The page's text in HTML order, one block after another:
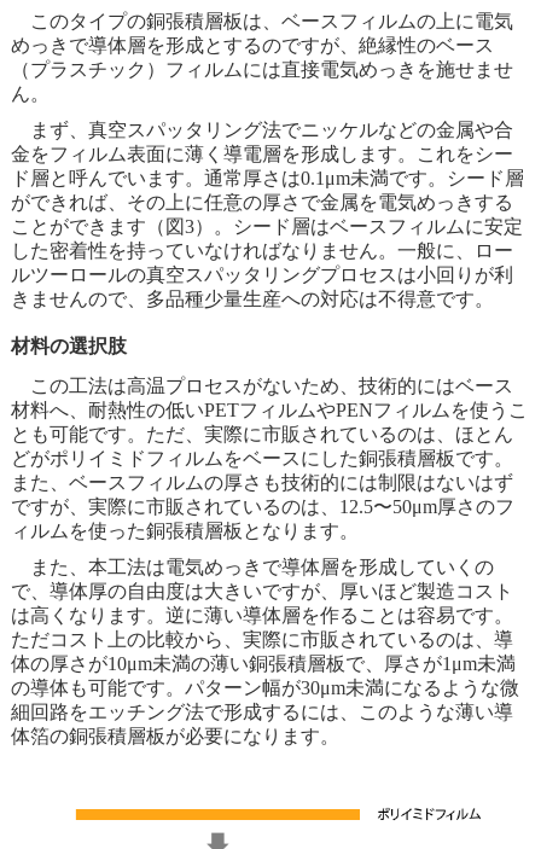
このタイプの銅張積層板は、ベースフィルムの上に電気
めっきで導体層を形成とするのですが、絶縁性のベース
（プラスチック）フィルムには直接電気めっきを施せませ
ん。
まず、真空スパッタリング法でニッケルなどの金属や合
金をフィルム表面に薄く導電層を形成します。これをシー
ド層と呼んでいます。通常厚さは0.1μm未満です。シード層
ができれば、その上に任意の厚さで金属を電気めっきする
ことができます（図3）。シード層はベースフィルムに安定
した密着性を持っていなければなりません。一般に、ロー
ルツーロールの真空スパッタリングプロセスは小回りが利
きませんので、多品種少量生産への対応は不得意です。
材料の選択肢
この工法は高温プロセスがないため、技術的にはベース
材料へ、耐熱性の低いPETフィルムやPENフィルムを使うこ
とも可能です。ただ、実際に市販されているのは、ほとん
どがポリイミドフィルムをベースにした銅張積層板です。
また、ベースフィルムの厚さも技術的には制限はないはず
ですが、実際に市販されているのは、12.5〜50μm厚さのフ
ィルムを使った銅張積層板となります。
また、本工法は電気めっきで導体層を形成していくの
で、導体厚の自由度は大きいですが、厚いほど製造コスト
は高くなります。逆に薄い導体層を作ることは容易です。
ただコスト上の比較から、実際に市販されているのは、導
体の厚さが10μm未満の薄い銅張積層板で、厚さが1μm未満
の導体も可能です。パターン幅が30μm未満になるような微
細回路をエッチング法で形成するには、このような薄い導
体箔の銅張積層板が必要になります。